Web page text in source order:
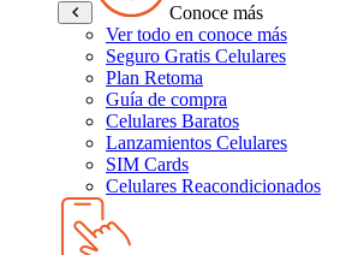
Conoce más
Ver todo en conoce más
Seguro Gratis Celulares
Plan Retoma
Guía de compra
Celulares Baratos
Lanzamientos Celulares
SIM Cards
Celulares Reacondicionados